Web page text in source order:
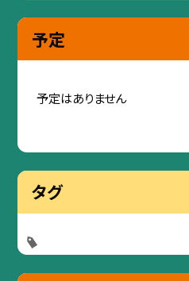
予定
予定はありません
タグ